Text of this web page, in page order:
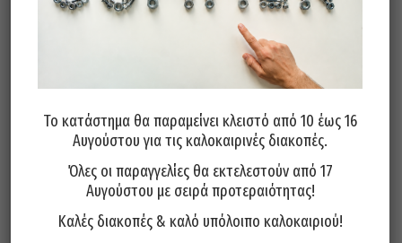
Αντλία Υγρών Δραπάνου PG
890.00
21,60€
Φορέας SDS-Plus Για Τσοκ
Δραπάνου SAN OU 3/8 X 24F
3,00€
Το κατάστημα θα παραμείνει κλειστό από 10 έως 16
Αυγούστου για τις καλοκαιρινές διακοπές.
Όλες οι παραγγελίες θα εκτελεστούν από 17
Αυγούστου με σειρά προτεραιότητας!
Καλές διακοπές & καλό υπόλοιπο καλοκαιριού!